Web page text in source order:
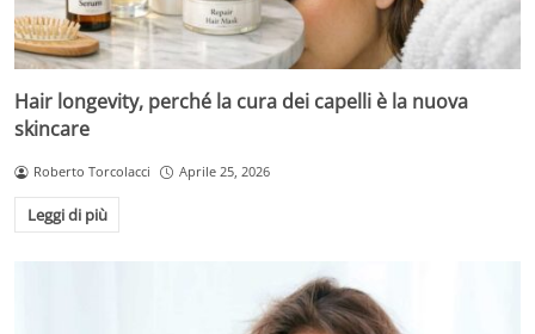
Hair longevity, perché la cura dei capelli è la nuova
skincare
Roberto Torcolacci Aprile 25, 2026
Leggi di più